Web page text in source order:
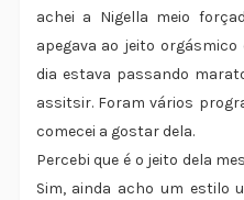
achei a Nigella meio
apegava ao jeito
dia estava passando
assitsir. Foram vários
comecei a gostar dela.
Percebi que é o jeito dela
Sim, ainda acho um estilo